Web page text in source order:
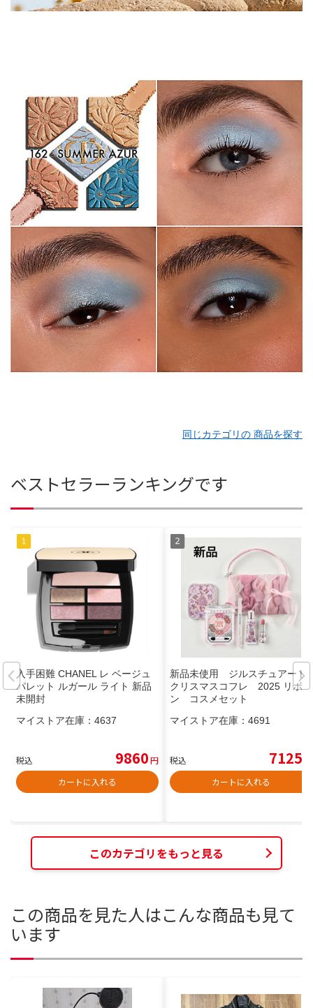
同じカテゴリの 商品を探す
ベストセラーランキングです
入手困難 CHANEL レ ベージュ
パレット ルガール ライト 新品
未開封
マイストア在庫： 4637
税込 9860円
カートに入れる
新品未使用 ジルスチュアート
クリスマスコフレ 2025 リボ
ン コスメセット
マイストア在庫： 4691
税込 7125
カートに入れる
このカテゴリをもっと見る
この商品を見た人はこんな商品も見て
います